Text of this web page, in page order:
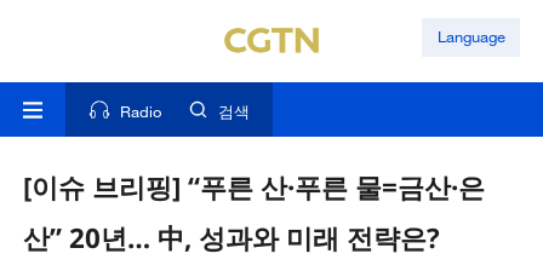
Language
Radio 검색
[이슈 브리핑] “푸른 산·푸른 물=금산·은
산” 20년… 中, 성과와 미래 전략은?